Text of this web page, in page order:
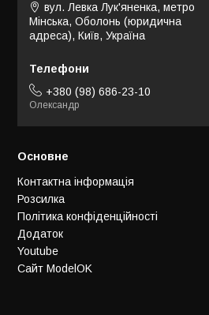
вул. Левка Лук'яненка, метро
Мінська, Оболонь (юридична
адреса), Київ, Україна
+380 (98) 686-23-10
Олександр
Основне
Контактна інформація
Розсилка
Політика конфіденційності
Додаток
Youtube
Сайт ModelOK